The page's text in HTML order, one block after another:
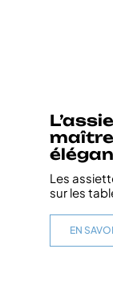
Les
sur les
EN